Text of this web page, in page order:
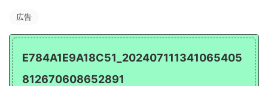
広告
E784A1E9A18C51_202407111341065405
812670608652891